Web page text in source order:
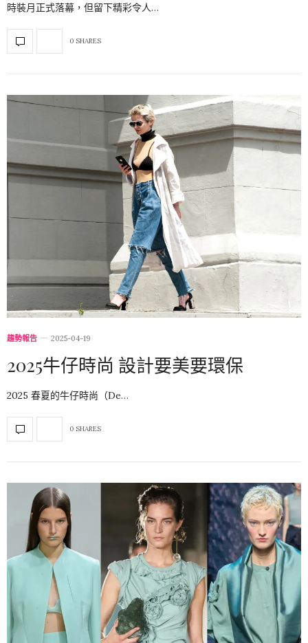
時裝月正式落幕，但留下精彩令人…
0 SHARES
趨勢報告 2025-04-19
2025牛仔時尚 設計要美要環保
2025 春夏的牛仔時尚（De…
0 SHARES